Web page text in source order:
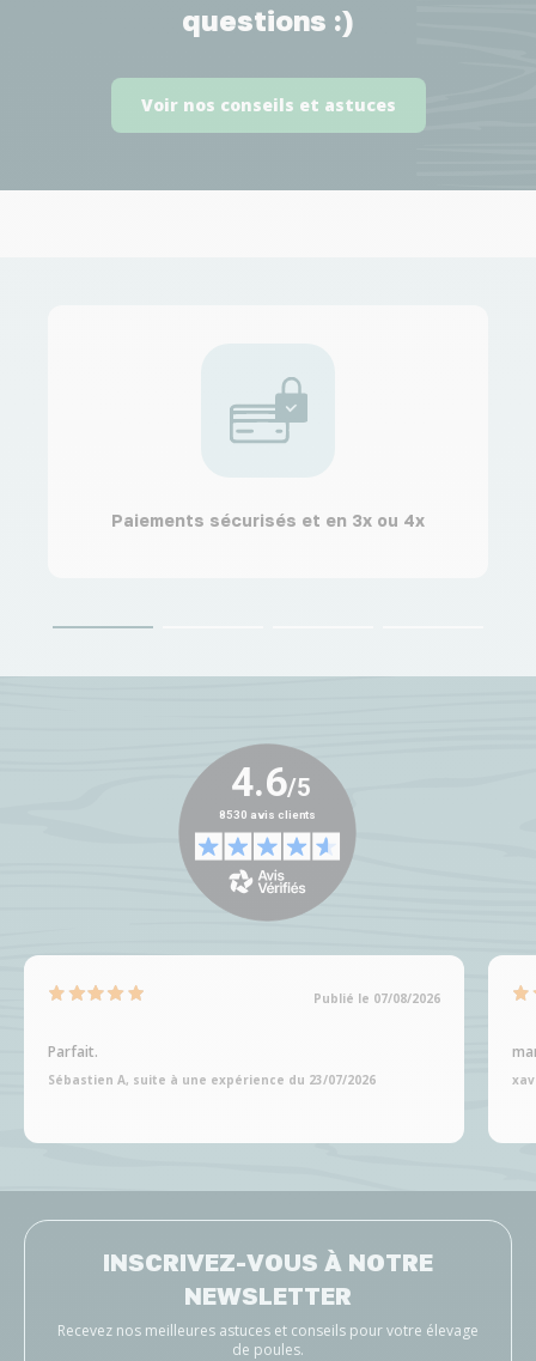
questions :)
Voir nos conseils et astuces
Paiements sécurisés et en 3x ou 4x
Publié le 07/08/2026
Parfait.
Sébastien A, suite à une expérience du 23/07/2026
INSCRIVEZ-VOUS À NOTRE
NEWSLETTER
Recevez nos meilleures astuces et conseils pour votre élevage
de poules.